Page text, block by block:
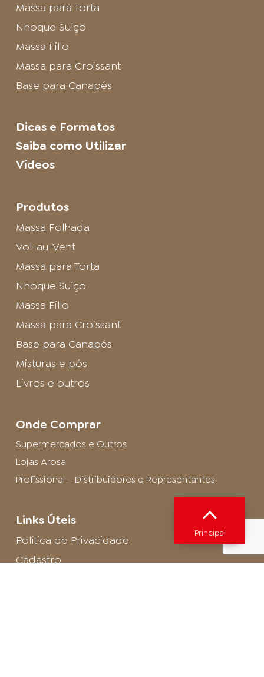
Massa para Torta
Nhoque Suíço
Massa Fillo
Massa para Croissant
Base para Canapés
Dicas e Formatos
Saiba como Utilizar
Vídeos
Produtos
Massa Folhada
Vol-au-Vent
Massa para Torta
Nhoque Suíço
Massa Fillo
Massa para Croissant
Base para Canapés
Misturas e pós
Livros e outros
Onde Comprar
Supermercados e Outros
Lojas Arosa
Profissional – Distribuidores e Representantes
Links Úteis
Política de Privacidade
Cadastro
Principal